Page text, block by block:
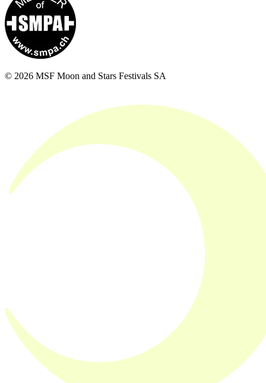
© 2026 MSF Moon and Stars Festivals SA